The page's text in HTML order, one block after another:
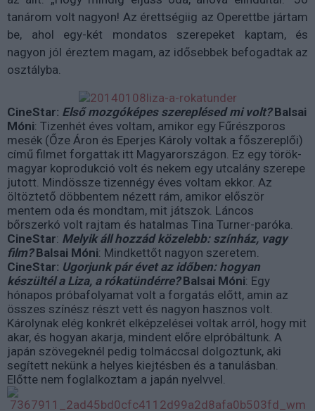
tanárom volt nagyon! Az érettségiig az Operettbe jártam
be, ahol egy-két mondatos szerepeket kaptam, és
nagyon jól éreztem magam, az idősebbek befogadtak az
osztályba.
CineStar: Első mozgóképes szereplésed mi volt? Balsai
Móni: Tizenhét éves voltam, amikor egy Fűrészporos
mesék (Őze Áron és Eperjes Károly voltak a főszereplői)
című filmet forgattak itt Magyarországon. Ez egy török-
magyar koprodukció volt és nekem egy utcalány szerepe
jutott. Mindössze tizennégy éves voltam ekkor. Az
öltöztető döbbentem nézett rám, amikor először
mentem oda és mondtam, mit játszok. Láncos
bőrszerkó volt rajtam és hatalmas Tina Turner-paróka.
CineStar: Melyik áll hozzád közelebb: színház, vagy
film? Balsai Móni: Mindkettőt nagyon szeretem.
CineStar: Ugorjunk pár évet az időben: hogyan
készültél a Liza, a rókatündérre? Balsai Móni: Egy
hónapos próbafolyamat volt a forgatás előtt, amin az
összes színész részt vett és nagyon hasznos volt.
Károlynak elég konkrét elképzelései voltak arról, hogy mit
akar, és hogyan akarja, mindent előre elpróbáltunk. A
japán szövegeknél pedig tolmáccsal dolgoztunk, aki
segített nekünk a helyes kiejtésben és a tanulásban.
Előtte nem foglalkoztam a japán nyelvvel.